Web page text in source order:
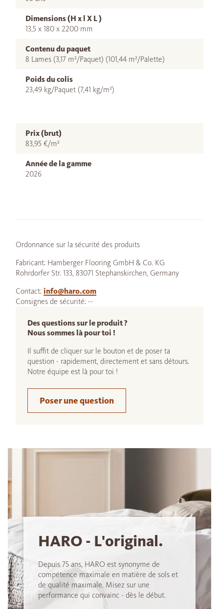
Dimensions (H x l X L )
13,5 x 180 x 2200 mm
Contenu du paquet
8 Lames (3,17 m²/Paquet) (101,44 m²/Palette)
Poids du colis
23,49 kg/Paquet (7,41 kg/m²)
Prix (brut)
83,95 €/m²
Année de la gamme
2026
Ordonnance sur la sécurité des produits
Fabricant: Hamberger Flooring GmbH & Co. KG
Rohrdorfer Str. 133, 83071 Stephanskirchen, Germany
Contact: info@haro.com
Consignes de sécurité: --
Des questions sur le produit ?
Nous sommes là pour toi !
Il suffit de cliquer sur le bouton et de poser ta
question - rapidement, directement et sans détours.
Notre équipe est là pour toi !
Poser une question
HARO - L'original.
Depuis 75 ans, HARO est synonyme de
compétence maximale en matière de sols et
de qualité maximale. Misez sur une
performance qui convainc - dès le début.